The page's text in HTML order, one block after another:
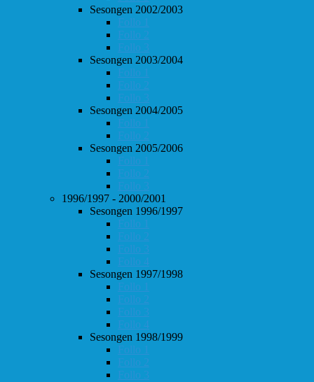
Sesongen 2002/2003
Follo 1
Follo 2
Follo 3
Sesongen 2003/2004
Follo 1
Follo 2
Follo 3
Sesongen 2004/2005
Follo 1
Follo 2
Sesongen 2005/2006
Follo 1
Follo 2
Follo 3
1996/1997 - 2000/2001
Sesongen 1996/1997
Follo 1
Follo 2
Follo 3
Follo 4
Sesongen 1997/1998
Follo 1
Follo 2
Follo 3
Follo 4
Sesongen 1998/1999
Follo 1
Follo 2
Follo 3